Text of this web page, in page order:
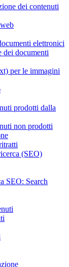
dei contenuti
elettronici
dei documenti
per le immagini
prodotti dalla
non prodotti
(SEO)
SEO: Search